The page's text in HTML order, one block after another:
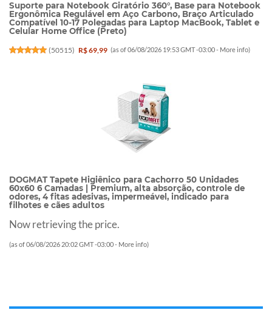
Suporte para Notebook Giratório 360°, Base para Notebook
Ergonômica Regulável em Aço Carbono, Braço Articulado
Compatível 10-17 Polegadas para Laptop MacBook, Tablet e
Celular Home Office (Preto)
(50515) R$ 69,99 (as of 06/08/2026 19:53 GMT -03:00 - More info)
DOGMAT Tapete Higiênico para Cachorro 50 Unidades
60x60 6 Camadas | Premium, alta absorção, controle de
odores, 4 fitas adesivas, impermeável, indicado para
filhotes e cães adultos
Now retrieving the price.
(as of 06/08/2026 20:02 GMT -03:00 - More info)